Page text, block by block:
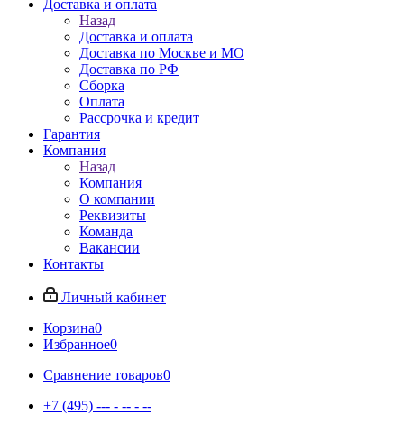
Доставка и оплата
Назад
Доставка и оплата
Доставка по Москве и МО
Доставка по РФ
Сборка
Оплата
Рассрочка и кредит
Гарантия
Компания
Назад
Компания
О компании
Реквизиты
Команда
Вакансии
Контакты
Личный кабинет
Корзина0
Избранное0
Сравнение товаров0
+7 (495) --- - -- - --